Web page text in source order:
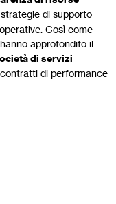
di supporto
Così come
approfondito il
di servizi
di performance